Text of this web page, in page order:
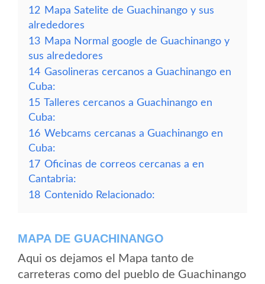
12 Mapa Satelite de Guachinango y sus
alrededores
13 Mapa Normal google de Guachinango y
sus alrededores
14 Gasolineras cercanos a Guachinango en
Cuba:
15 Talleres cercanos a Guachinango en
Cuba:
16 Webcams cercanas a Guachinango en
Cuba:
17 Oficinas de correos cercanas a en
Cantabria:
18 Contenido Relacionado:
MAPA DE GUACHINANGO
Aqui os dejamos el Mapa tanto de
carreteras como del pueblo de Guachinango